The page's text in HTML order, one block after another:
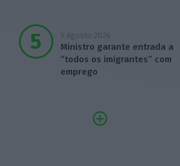
5 Agosto 2026
Ministro garante entrada a
“todos os imigrantes” com
emprego